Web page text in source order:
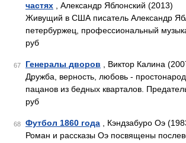
частях , Александр Яблонский (2013)
Живущий в США писатель Александр
петербуржец, профессиональный
руб
67 Генералы дворов , Виктор Калина
Дружба, верность, любовь -
пацанов из бедных кварталов.
руб
68 Футбол 1860 года , Кэндзабуро Оэ
Роман и рассказы Оэ посвящены